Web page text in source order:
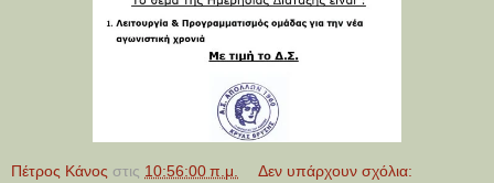
Πέτρος Κάνος στις 10:56:00 π.μ. Δεν υπάρχουν σχόλια: